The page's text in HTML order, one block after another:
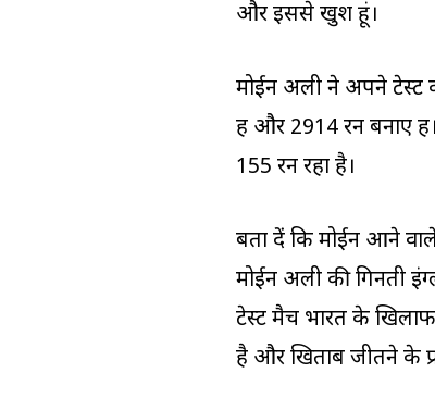
और इससे खुश हूं।
मोईन अली ने अपने टेस्ट
हैं और 2914 रन बनाए
155 रन रहा है।
बता दें कि मोईन आने
मोईन अली की गिनती
टेस्ट मैच भारत के
है और खिताब जीतने के